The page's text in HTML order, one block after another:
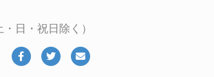
日・祝日除く）
FacebookTwitter